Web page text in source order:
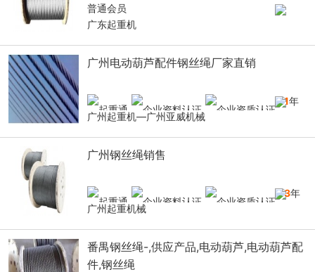
普通会员
广东起重机
广州电动葫芦配件钢丝绳厂家直销
11年
广州起重机—广州亚威机械
广州钢丝绳销售
13年
广州起重机械
番禺钢丝绳-,供应产品,电动葫芦,电动葫芦配
件,钢丝绳